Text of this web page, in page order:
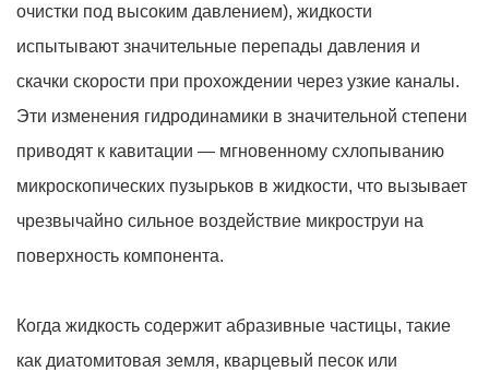
очистки под высоким давлением), жидкости
испытывают значительные перепады давления и
скачки скорости при прохождении через узкие каналы.
Эти изменения гидродинамики в значительной степени
приводят к кавитации — мгновенному схлопыванию
микроскопических пузырьков в жидкости, что вызывает
чрезвычайно сильное воздействие микроструи на
поверхность компонента.
Когда жидкость содержит абразивные частицы, такие
как диатомитовая земля, кварцевый песок или